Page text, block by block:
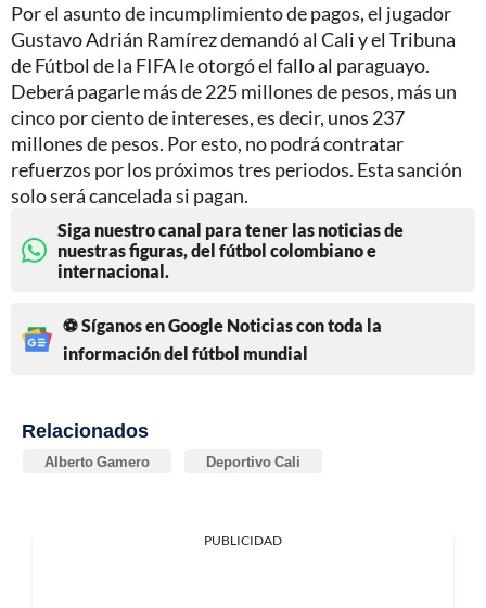
Por el asunto de incumplimiento de pagos, el jugador
Gustavo Adrián Ramírez demandó al Cali y el Tribuna
de Fútbol de la FIFA le otorgó el fallo al paraguayo.
Deberá pagarle más de 225 millones de pesos, más un
cinco por ciento de intereses, es decir, unos 237
millones de pesos. Por esto, no podrá contratar
refuerzos por los próximos tres periodos. Esta sanción
solo será cancelada si pagan.
Siga nuestro canal para tener las noticias de
nuestras figuras, del fútbol colombiano e
internacional.
⚽ Síganos en Google Noticias con toda la
información del fútbol mundial
Relacionados
Alberto Gamero Deportivo Cali
PUBLICIDAD